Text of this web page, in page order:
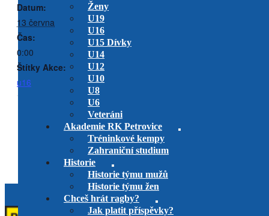
Ženy
U19
U16
U15 Dívky
U14
U12
U10
U8
U6
Veteráni
Akademie RK Petrovice
Tréninkové kempy
Zahraniční studium
Historie
Historie týmu mužů
Historie týmu žen
Chceš hrát ragby?
Jak platit příspěvky?
Datum:
13 června
Čas:
0:00
Štítky Akce:
u16
RK Petrovice vs. RC Tatra
Smíchov B
utkání play-offU14
Slavii
Mistrovství ČR 7s